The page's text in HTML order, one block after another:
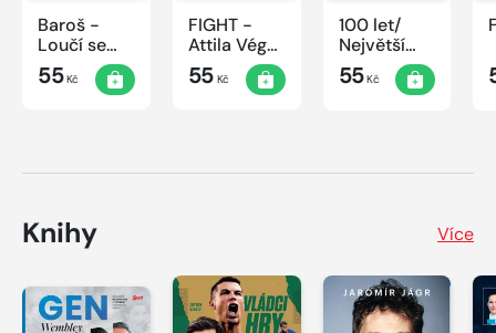
Baroš -
Loučí se
dravec
55Kč
FIGHT -
Attila Végh
vs. Karlos
Vémola
55Kč
100 let/
Největší
okamžiky
českého
55Kč
Knihy Více